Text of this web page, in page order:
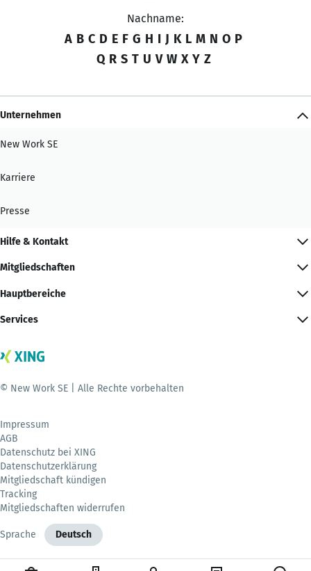
Nachname:
A B C D E F G H I J K L M N O P
Q R S T U V W X Y Z
Unternehmen
New Work SE
Karriere
Presse
Hilfe & Kontakt
Mitgliedschaften
Hauptbereiche
Services
© New Work SE | Alle Rechte vorbehalten
Impressum
AGB
Datenschutz bei XING
Datenschutzerklärung
Mitgliedschaft kündigen
Tracking
Mitgliedschaften widerrufen
Sprache Deutsch